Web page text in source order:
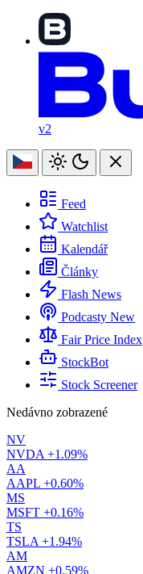
v2
Feed
Watchlist
Kalendář
Články
Flash News
Podcasty New
Fair Price Index
StockBot
Stock Screener
Nedávno zobrazené
NV
NVDA +1.09%
AA
AAPL +0.60%
MS
MSFT +0.16%
TS
TSLA +1.94%
AM
AMZN +0.59%